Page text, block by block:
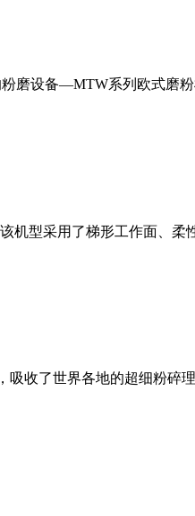
磨设备—MTW系列欧式磨
型采用了梯形工作面、
收了世界各地的超细粉碎